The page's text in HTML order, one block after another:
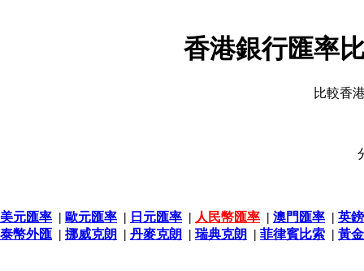
香港銀行匯率
比較香
美元匯率 | 歐元匯率 | 日元匯率 | 人民幣匯率 | 澳門匯率 | 英
泰幣外匯 | 挪威克朗 | 丹麥克朗 | 瑞典克朗 | 菲律賓比索 | 黃